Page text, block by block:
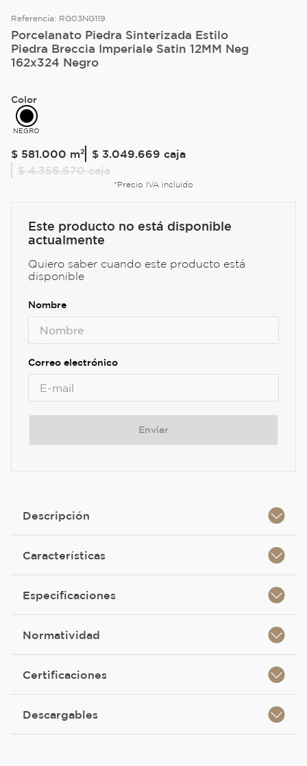
Referencia: RG03NG119
Porcelanato Piedra Sinterizada Estilo
Piedra Breccia Imperiale Satin 12MM Neg
162x324 Negro
Color
NEGRO
$ 581.000 m² $ 3.049.669 caja
$ 4.356.670caja
*Precio IVA incluido
Este producto no está disponible
actualmente
Quiero saber cuando este producto está
disponible
Enviar
Descripción
Características
Especificaciones
Normatividad
Certificaciones
Descargables